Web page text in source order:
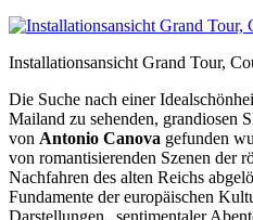
Installationsansicht Grand Tour,
Die Suche nach einer
Mailand zu sehenden, grandiosen
von Antonio Canova gefunden
von romantisierenden Szenen der
Nachfahren des alten Reichs
Fundamente der europäischen